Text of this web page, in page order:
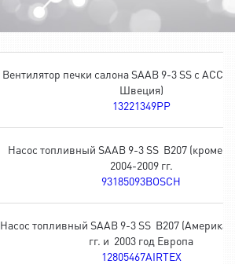
Вентилятор печки салона SAAB 9-3 SS с ACC
Швеция)
13221349PP
Насос топливный SAAB 9-3 SS B207 (кроме
2004-2009 гг.
93185093BOSCH
Насос топливный SAAB 9-3 SS B207 (Америка)
гг. и 2003 год Европа
12805467AIRTEX